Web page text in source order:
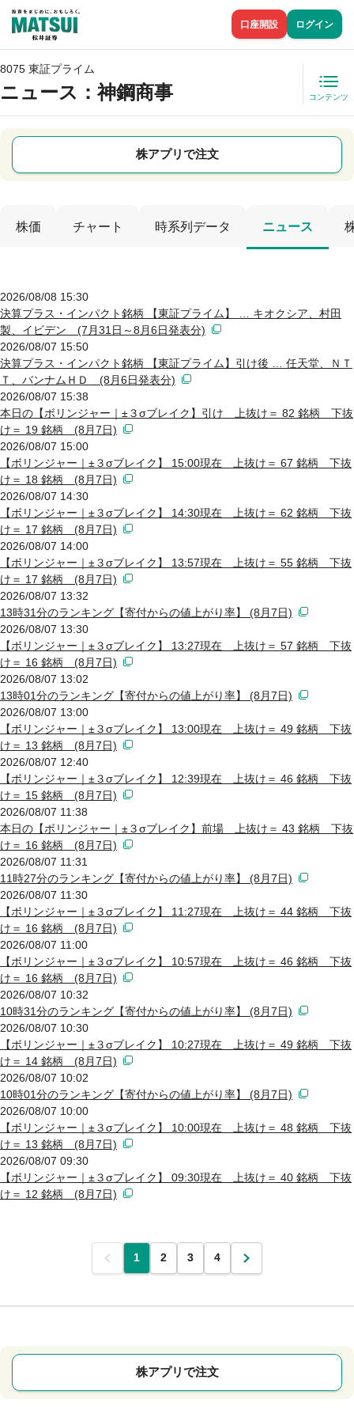
口座開設 ログイン
8075 東証プライム
ニュース ：神鋼商事 コンテンツ
株アプリで注文
株価 チャート 時系列データ ニュース
2026/08/08 15:30
決算プラス・インパクト銘柄 【東証プライム】 … キオクシア、村田
製、イビデン (7月31日～8月6日発表分)
2026/08/07 15:50
決算プラス・インパクト銘柄 【東証プライム】引け後 … 任天堂、ＮＴ
Ｔ、バンナムＨＤ (8月6日発表分)
2026/08/07 15:38
本日の【ボリンジャー｜±３σブレイク】引け 上抜け＝ 82 銘柄 下抜
け＝ 19 銘柄 (8月7日)
2026/08/07 15:00
【ボリンジャー｜±３σブレイク】 15:00現在 上抜け＝ 67 銘柄 下抜
け＝ 18 銘柄 (8月7日)
2026/08/07 14:30
【ボリンジャー｜±３σブレイク】 14:30現在 上抜け＝ 62 銘柄 下抜
け＝ 17 銘柄 (8月7日)
2026/08/07 14:00
【ボリンジャー｜±３σブレイク】 13:57現在 上抜け＝ 55 銘柄 下抜
け＝ 17 銘柄 (8月7日)
2026/08/07 13:32
13時31分のランキング【寄付からの値上がり率】 (8月7日)
2026/08/07 13:30
【ボリンジャー｜±３σブレイク】 13:27現在 上抜け＝ 57 銘柄 下抜
け＝ 16 銘柄 (8月7日)
2026/08/07 13:02
13時01分のランキング【寄付からの値上がり率】 (8月7日)
2026/08/07 13:00
【ボリンジャー｜±３σブレイク】 13:00現在 上抜け＝ 49 銘柄 下抜
け＝ 13 銘柄 (8月7日)
2026/08/07 12:40
【ボリンジャー｜±３σブレイク】 12:39現在 上抜け＝ 46 銘柄 下抜
け＝ 15 銘柄 (8月7日)
2026/08/07 11:38
本日の【ボリンジャー｜±３σブレイク】前場 上抜け＝ 43 銘柄 下抜
け＝ 16 銘柄 (8月7日)
2026/08/07 11:31
11時27分のランキング【寄付からの値上がり率】 (8月7日)
2026/08/07 11:30
【ボリンジャー｜±３σブレイク】 11:27現在 上抜け＝ 44 銘柄 下抜
け＝ 16 銘柄 (8月7日)
2026/08/07 11:00
【ボリンジャー｜±３σブレイク】 10:57現在 上抜け＝ 46 銘柄 下抜
け＝ 16 銘柄 (8月7日)
2026/08/07 10:32
10時31分のランキング【寄付からの値上がり率】 (8月7日)
2026/08/07 10:30
【ボリンジャー｜±３σブレイク】 10:27現在 上抜け＝ 49 銘柄 下抜
け＝ 14 銘柄 (8月7日)
2026/08/07 10:02
10時01分のランキング【寄付からの値上がり率】 (8月7日)
2026/08/07 10:00
【ボリンジャー｜±３σブレイク】 10:00現在 上抜け＝ 48 銘柄 下抜
け＝ 13 銘柄 (8月7日)
2026/08/07 09:30
【ボリンジャー｜±３σブレイク】 09:30現在 上抜け＝ 40 銘柄 下抜
け＝ 12 銘柄 (8月7日)
前 1 2 3 4 次
株アプリで注文